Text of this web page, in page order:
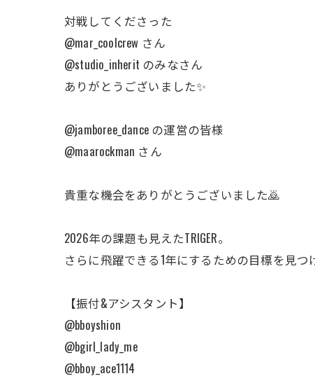
対戦してくださった
@mar_coolcrew さん
@studio_inherit のみなさん
ありがとうございました✨
@jamboree_dance の運営の皆様
@maarockman さん
貴重な機会をありがとうございました🙇
2026年の課題も見えたTRIGER。
さらに飛躍できる1年にするための目標を見
【振付&アシスタント】
@bboyshion
@bgirl_lady_me
@bboy_ace1114